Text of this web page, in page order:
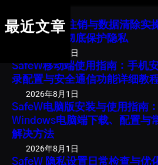
最近文章
SafeW 账号注销与数据清除实
安全退出并彻底保护隐私
2026年8月1日
SafeW移动端使用指南：手机
录配置与安全通信功能详细教
2026年8月1日
SafeW电脑版安装与使用指南：
Windows电脑端下载、配置与
解决方法
2026年8月1日
SafeW 隐私设置日常检查与优